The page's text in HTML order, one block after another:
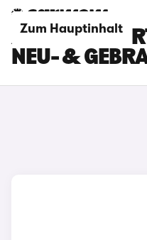
Zum Hauptinhalt
AUDI Q3
NEU- &